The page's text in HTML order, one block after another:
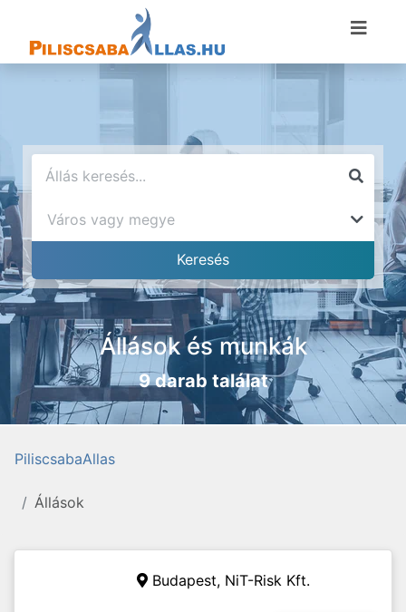
Állások és munkák
9 darab találat
PiliscsabaAllas
Állások
Budapest, NiT-Risk Kft.